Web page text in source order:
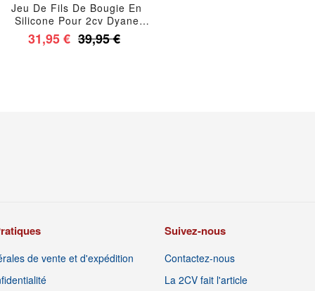
Jeu De Fils De Bougie En
Silicone Pour 2cv Dyane
Méhari Acadiane Avant 1983
Ami 6 Ami 8
31,95 € 39,95 €
de vente et d'expédition
Suivez-nous
Contactez-nous
La 2CV fait l'article